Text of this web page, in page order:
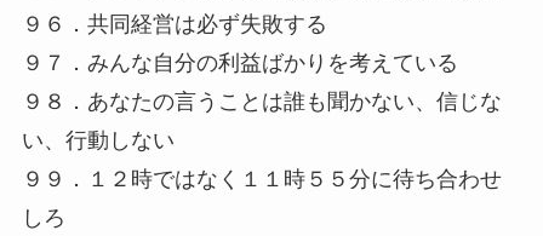
９６．共同経営は必ず失敗する
９７．みんな自分の利益ばかりを考えている
９８．あなたの言うことは誰も聞かない、信じな
い、行動しない
９９．１２時ではなく１１時５５分に待ち合わせ
しろ